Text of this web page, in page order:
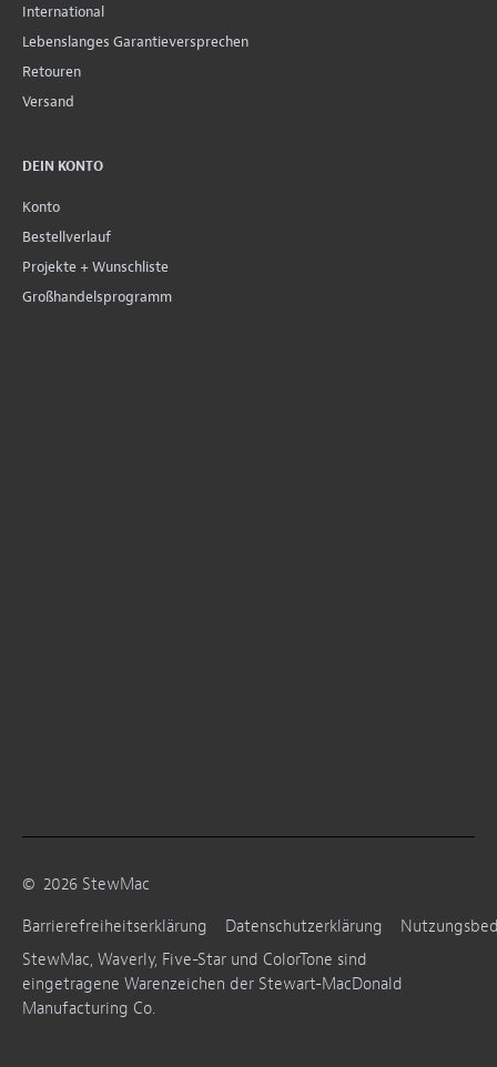
International
Lebenslanges Garantieversprechen
Retouren
Versand
DEIN KONTO
Konto
Bestellverlauf
Projekte + Wunschliste
Großhandelsprogramm
© 2026 StewMac
Barrierefreiheitserklärung
Datenschutzerklärung
StewMac, Waverly, Five-Star und ColorTone sind
eingetragene Warenzeichen der Stewart-MacDonald
Manufacturing Co.